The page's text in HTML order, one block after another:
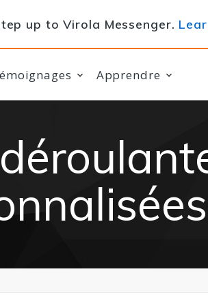
up to Virola Messenger.
Apprendre